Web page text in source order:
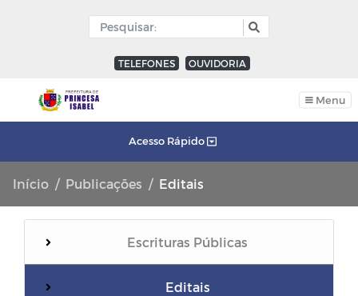
TELEFONES OUVIDORIA
Menu
Acesso Rápido
Início Publicações Editais
Escrituras Públicas
Editais